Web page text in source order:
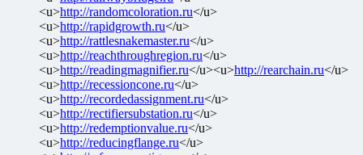
<u>http://randomcoloration.ru</u>
<u>http://rapidgrowth.ru</u>
<u>http://rattlesnakemaster.ru</u>
<u>http://reachthroughregion.ru</u>
<u>http://readingmagnifier.ru</u><u>http://rearchain.ru</u>
<u>http://recessioncone.ru</u>
<u>http://recordedassignment.ru</u>
<u>http://rectifiersubstation.ru</u>
<u>http://redemptionvalue.ru</u>
<u>http://reducingflange.ru</u>